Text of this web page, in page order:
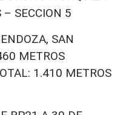
SECCION 5
SAN
METROS
1.410 METROS